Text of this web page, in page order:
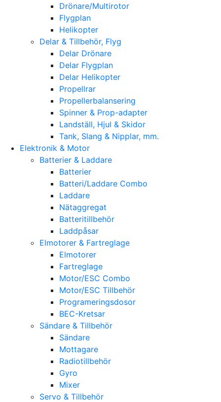
Drönare/Multirotor
Flygplan
Helikopter
Delar & Tillbehör, Flyg
Delar Drönare
Delar Flygplan
Delar Helikopter
Propellrar
Propellerbalansering
Spinner & Prop-adapter
Landställ, Hjul & Skidor
Tank, Slang & Nipplar, mm.
Elektronik & Motor
Batterier & Laddare
Batterier
Batteri/Laddare Combo
Laddare
Nätaggregat
Batteritillbehör
Laddpåsar
Elmotorer & Fartreglage
Elmotorer
Fartreglage
Motor/ESC Combo
Motor/ESC Tillbehör
Programeringsdosor
BEC-Kretsar
Sändare & Tillbehör
Sändare
Mottagare
Radiotillbehör
Gyro
Mixer
Servo & Tillbehör